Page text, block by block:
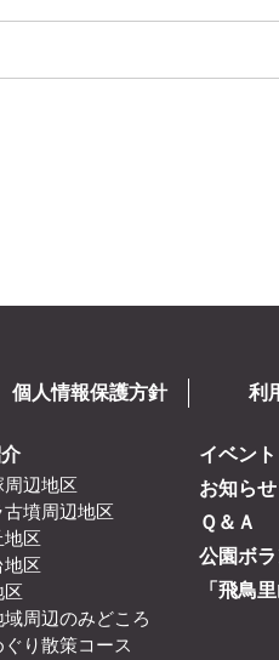
個人情報保護方針 利
周辺地区
古墳周辺地区
区
区
区
域周辺のみどころ
ぐり散策コース
イベント
お知らせ
Ｑ＆Ａ
公園ボ
「飛鳥